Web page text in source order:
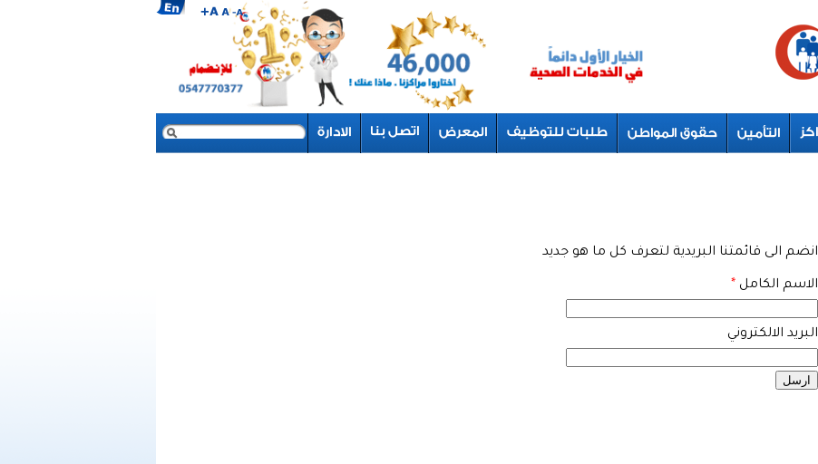
نموذج البحث
بحث
انضم الى قائمتنا البريدية لتعرف كل ما هو جديد
الاسم الكامل *
البريد الالكتروني